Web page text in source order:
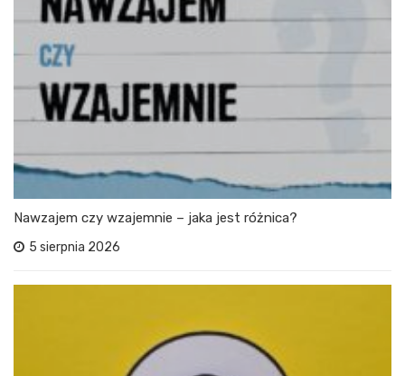
Nawzajem czy wzajemnie – jaka jest różnica?
5 sierpnia 2026